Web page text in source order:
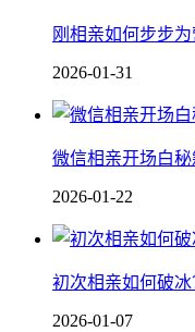
刚相亲如何步步
2026-01-31
微信相亲开场白
2026-01-22
初次相亲如何破
2026-01-07